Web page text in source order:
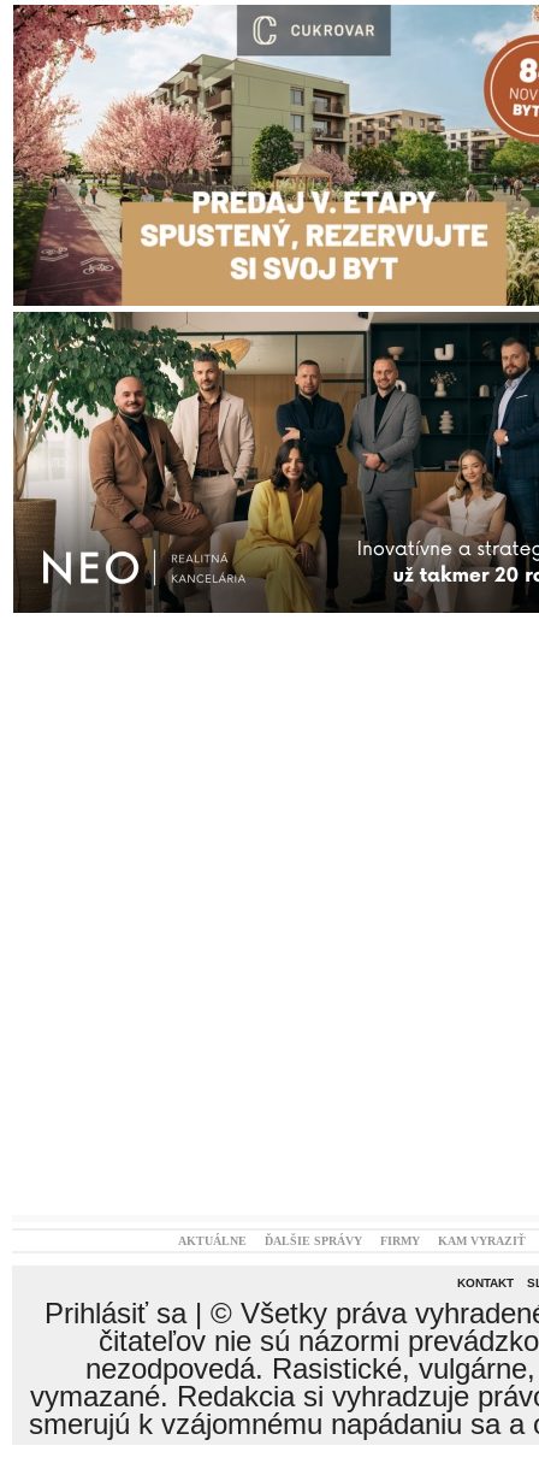
AKTUÁLNE ĎALŠIE SPRÁVY FIRMY KAM VYRAZIŤ
KONTAKT
Prihlásiť sa| © Všetky práva
čitateľov nie sú názormi
nezodpovedá. Rasistické,
vymazané. Redakcia si vyhradzuje
smerujú k vzájomnému napádaniu sa